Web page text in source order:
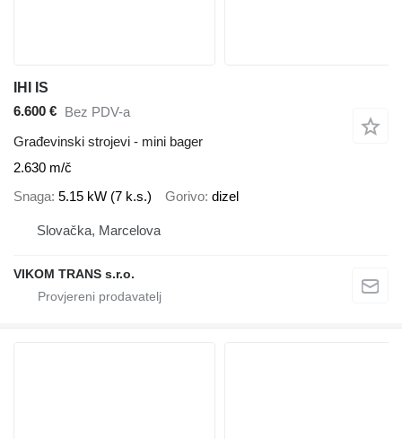
IHI IS
6.600 €
Bez PDV-a
Građevinski strojevi - mini bager
2.630 m/č
Snaga 5.15 kW (7 k.s.) Gorivo dizel
Slovačka, Marcelova
VIKOM TRANS s.r.o.